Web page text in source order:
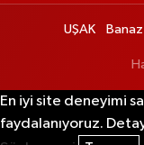
UŞAK Banaz
En iyi site deneyimi
faydalanıyoruz.